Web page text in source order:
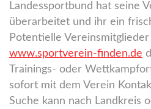
Landessportbund hat seine
überarbeitet und ihr ein
Potentielle
www.sportverein-finden.de
Trainings- oder
sofort mit dem Verein
Suche kann nach Landkreis